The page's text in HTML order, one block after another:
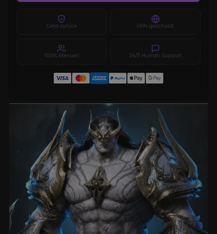
Geld-zurück VPN-geschützt
100% Manuell 24/7 Human Support